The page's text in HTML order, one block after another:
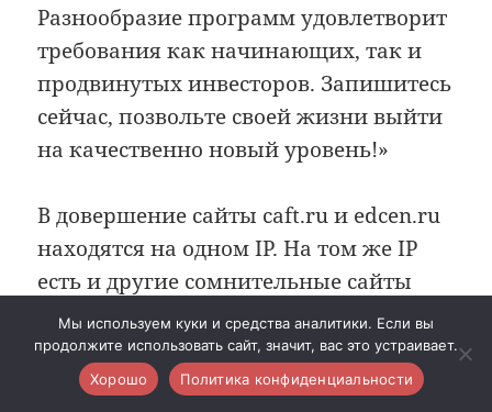
Разнообразие программ удовлетворит
требования как начинающих, так и
продвинутых инвесторов. Запишитесь
сейчас, позвольте своей жизни выйти
на качественно новый уровень!»
В довершение сайты caft.ru и edcen.ru
находятся на одном IP. На том же IP
есть и другие сомнительные сайты
финансовой направленности:
financepiter.ruи stock-cons.com.
Мы используем куки и средства аналитики. Если вы
продолжите использовать сайт, значит, вас это устраивает.
Хорошо
Политика конфиденциальности